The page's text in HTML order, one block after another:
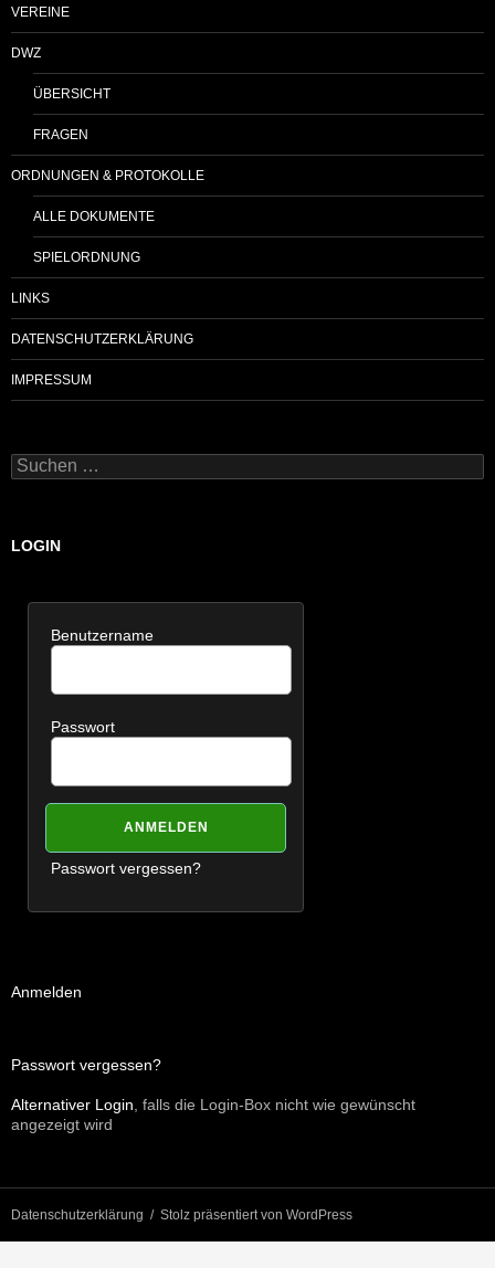
VEREINE
DWZ
ÜBERSICHT
FRAGEN
ORDNUNGEN & PROTOKOLLE
ALLE DOKUMENTE
SPIELORDNUNG
LINKS
DATENSCHUTZERKLÄRUNG
IMPRESSUM
Suchen
nach:
LOGIN
Benutzername
Passwort
Passwort vergessen?
Anmelden
Passwort vergessen?
Alternativer Login , falls die Login-Box nicht wie gewünscht
angezeigt wird
Datenschutzerklärung Stolz präsentiert von WordPress